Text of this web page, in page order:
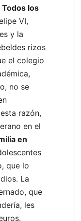
Todos los
VI,
y la
rizos
el colegio
no se
razón,
en el
en
que lo
La
que
les